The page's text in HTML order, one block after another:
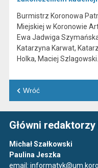
Burmistrz Koronowa
Miejskiej w Koronowie
Ewa Jadwiga
Katarzyna Karwat,
Holka, Maciej Szlagowski…
Wróć
Główni
Michał Szałkowski
Paulina Jeszka
email: